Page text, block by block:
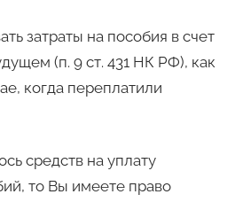
затраты на пособия в счет
(п. 9 ст. 431 НК РФ), как
когда переплатили
средств на уплату
то Вы имеете право